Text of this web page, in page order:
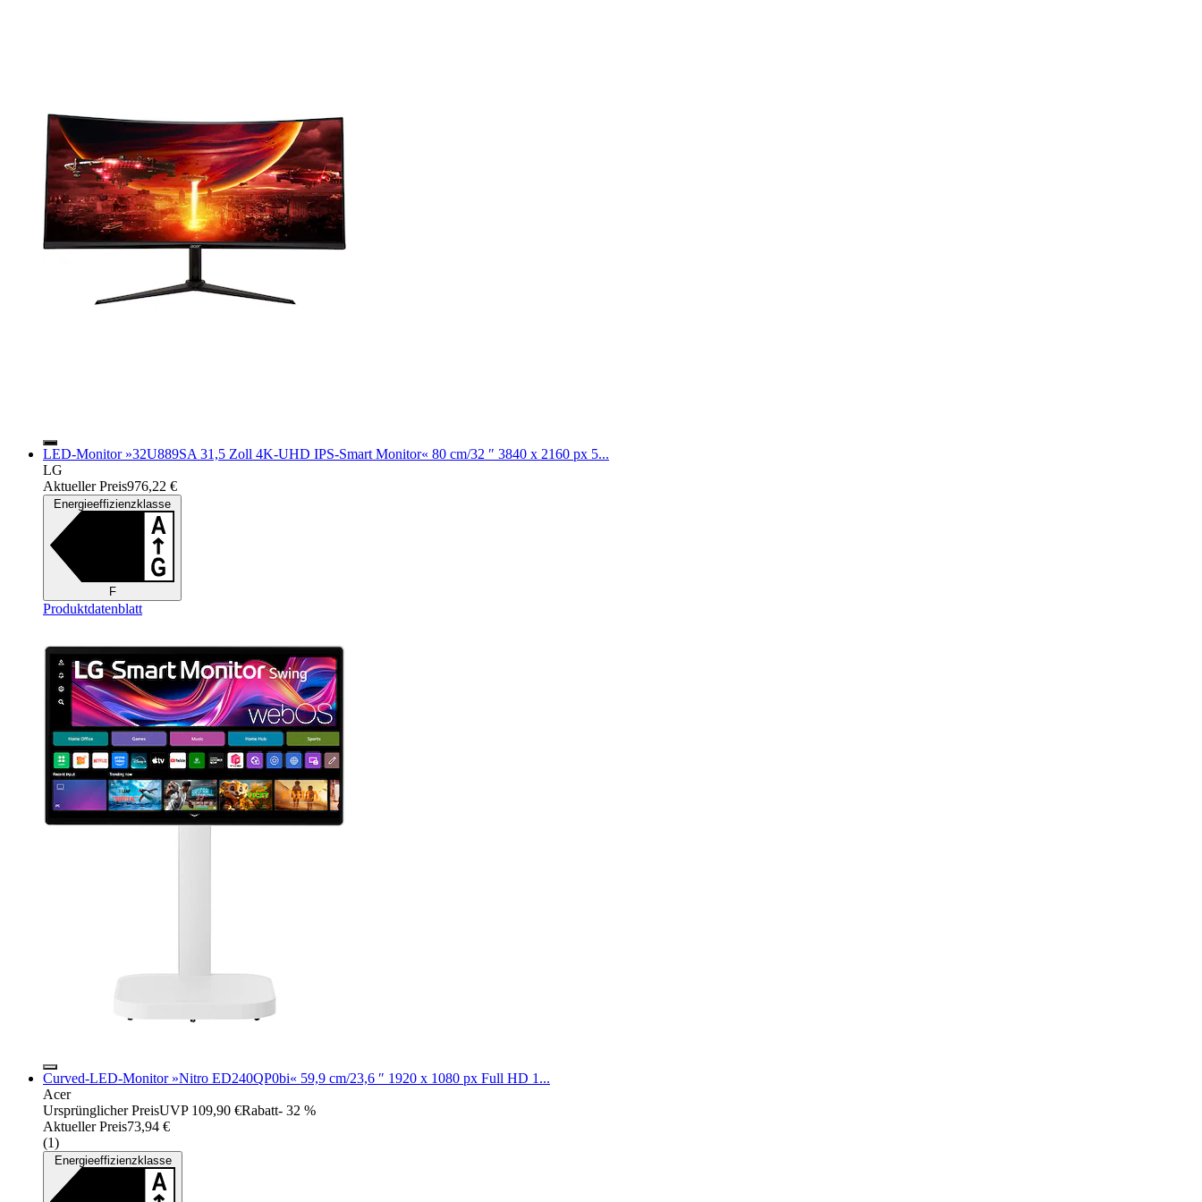
LED-Monitor »32U889SA 31,5 Zoll 4K-UHD IPS-Smart Monitor« 80 cm/32 ″ 3840 x 2160 px 5...
LG
Aktueller Preis976,22 €
Energieeffizienzklasse
F
Produktdatenblatt
Curved-LED-Monitor »Nitro ED240QP0bi« 59,9 cm/23,6 ″ 1920 x 1080 px Full HD 1...
Acer
Ursprünglicher PreisUVP 109,90 €Rabatt- 32 %
Aktueller Preis73,94 €
(1)
Energieeffizienzklasse